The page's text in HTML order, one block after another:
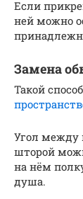
Если
ней можно
Замена
Такой
Угол между
шторой
на нём
душа.